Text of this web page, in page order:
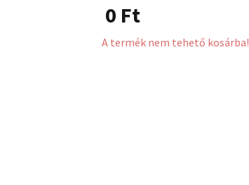
0 Ft
A termék nem tehető kosárba!